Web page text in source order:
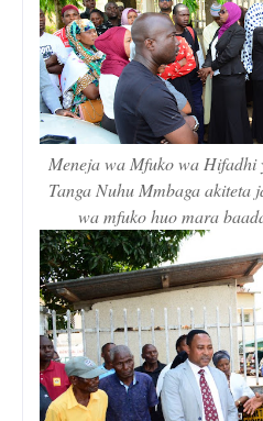
Meneja wa Mfuko wa
Tanga Nuhu Mmbaga akiteta
wa mfuko huo mara